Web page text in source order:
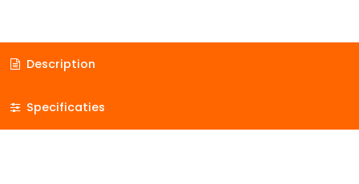
Description
Specificaties